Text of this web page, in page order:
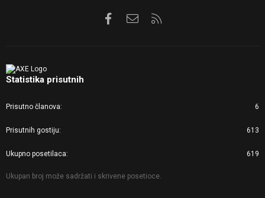
FacebookKontaktirajte nas
Statistika prisutnih
Prisutno članova 6
Prisutnih gostiju 613
Ukupno posetilaca 619
Ukupan broj može sadržati i skrivene posetioce.